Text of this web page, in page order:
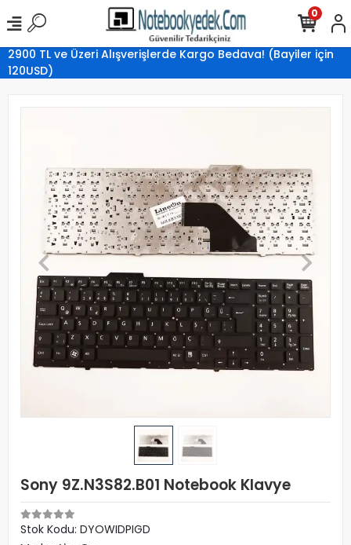
2900 TL ve Üzeri Alışverişlerde Kargo Bedava! (Bayiler için
120USD)
0
Sony 9Z.N3S82.B01 Notebook Klavye
Stok Kodu: DYOWIDPIGD